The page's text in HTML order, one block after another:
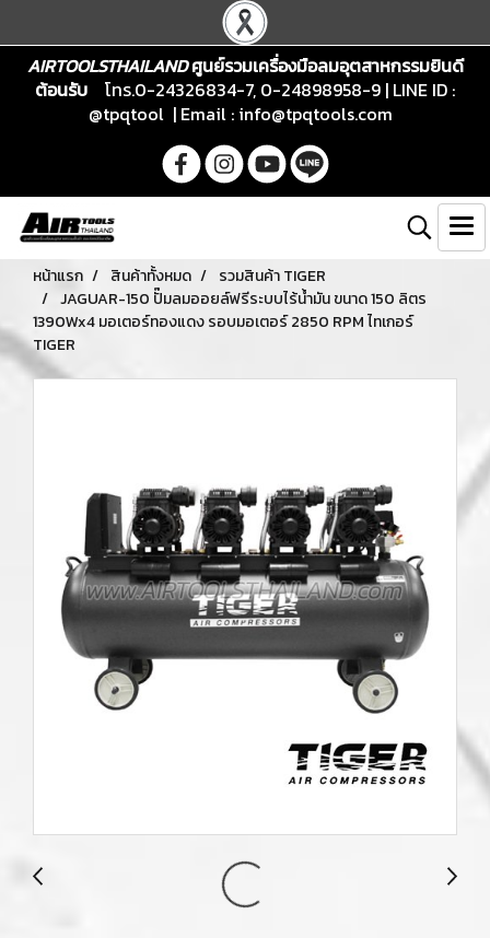
AIRTOOLSTHAILANDศูนย์รวมเครื่องมือลมอุตสาหกรรมยินดี
ต้อนรับ
โทร.0-24326834-7, 0-24898958-9 | LINE ID :
@tpqtool | Email : info@tpqtools.com
หน้าแรก สินค้าทั้งหมด
รวมสินค้า TIGER
JAGUAR-150 ปั๊มลมออยล์ฟรีระบบไร้น้ำมัน ขนาด 150 ลิตร
1390Wx4 มอเตอร์ทองแดง รอบมอเตอร์ 2850 RPM ไทเกอร์
TIGER